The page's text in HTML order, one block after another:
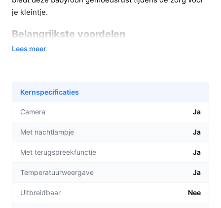
je kleintje.
Belangrijkste voordelen
De Gigaset Baby 700 biedt tal van voordelen die het
Met het 5,5 inch Full HD-touchscreen heb je altijd
een haarscherp beeld van je baby, zelfs in het
De tweeweg-audio stelt je in staat om direct met je
tijdens het slapen.
De temperatuur- en luchtvochtigheidssensor houdt
baby, zodat je altijd een comfortabele omgeving
Lees meer
Kernspecificaties
Camera Ja
Met nachtlampje Ja
Met terugspreekfunctie Ja
Temperatuurweergave Ja
Uitbreidbaar Nee